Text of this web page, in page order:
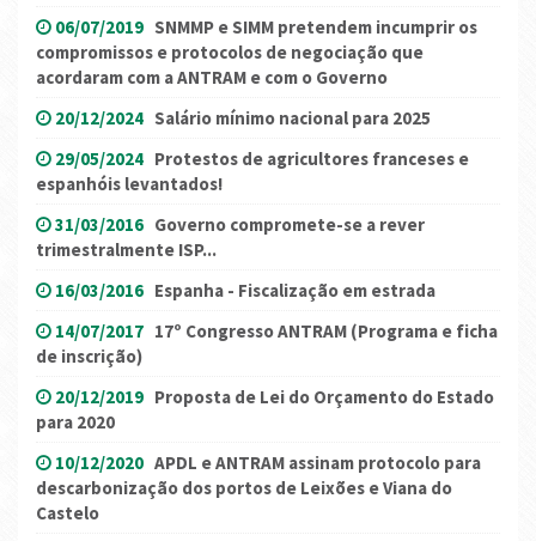
06/07/2019 SNMMP e SIMM pretendem incumprir os
compromissos e protocolos de negociação que
acordaram com a ANTRAM e com o Governo
20/12/2024 Salário mínimo nacional para 2025
29/05/2024 Protestos de agricultores franceses e
espanhóis levantados!
31/03/2016 Governo compromete-se a rever
trimestralmente ISP...
16/03/2016 Espanha - Fiscalização em estrada
14/07/2017 17º Congresso ANTRAM (Programa e ficha
de inscrição)
20/12/2019 Proposta de Lei do Orçamento do Estado
para 2020
10/12/2020 APDL e ANTRAM assinam protocolo para
descarbonização dos portos de Leixões e Viana do
Castelo